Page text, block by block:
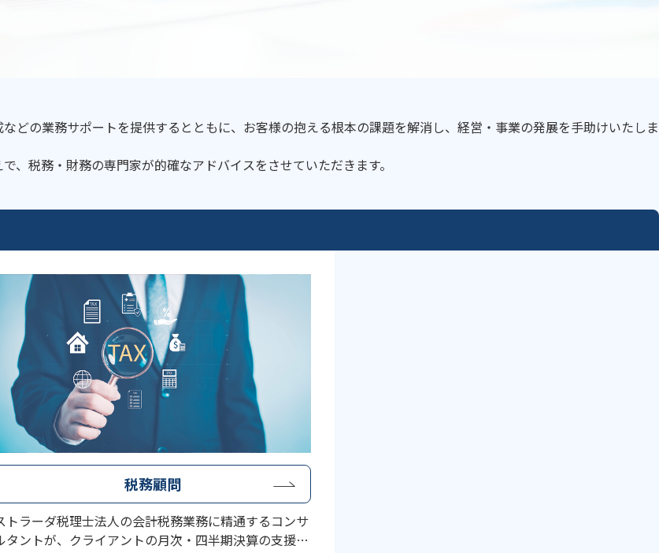
どの業務サポートを提供するとともに、お客様の抱える根本の課題を解消し、経営・事業の発展を手助けいたしま
税務・財務の専門家が的確なアドバイスをさせていただきます。
税務顧問
トラーダ税理士法人の会計税務業務に精通するコンサ
タントが、クライアントの月次・四半期決算の支援を